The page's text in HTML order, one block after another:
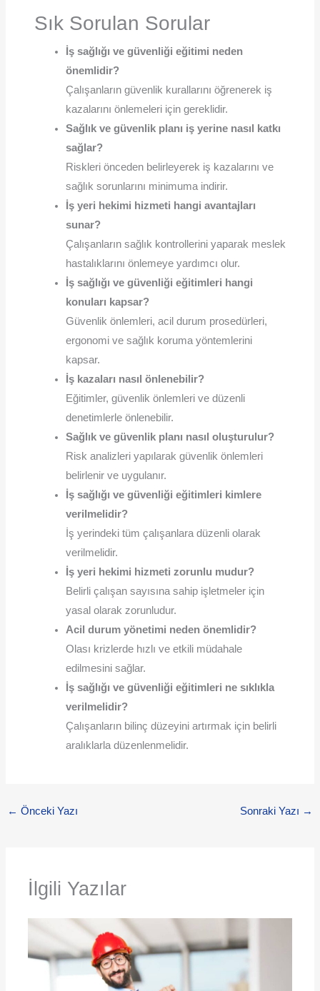
Sık Sorulan Sorular
İş sağlığı ve güvenliği eğitimi neden
önemlidir?
Çalışanların güvenlik kurallarını öğrenerek iş
kazalarını önlemeleri için gereklidir.
Sağlık ve güvenlik planı iş yerine nasıl katkı
sağlar?
Riskleri önceden belirleyerek iş kazalarını ve
sağlık sorunlarını minimuma indirir.
İş yeri hekimi hizmeti hangi avantajları
sunar?
Çalışanların sağlık kontrollerini yaparak meslek
hastalıklarını önlemeye yardımcı olur.
İş sağlığı ve güvenliği eğitimleri hangi
konuları kapsar?
Güvenlik önlemleri, acil durum prosedürleri,
ergonomi ve sağlık koruma yöntemlerini
kapsar.
İş kazaları nasıl önlenebilir?
Eğitimler, güvenlik önlemleri ve düzenli
denetimlerle önlenebilir.
Sağlık ve güvenlik planı nasıl oluşturulur?
Risk analizleri yapılarak güvenlik önlemleri
belirlenir ve uygulanır.
İş sağlığı ve güvenliği eğitimleri kimlere
verilmelidir?
İş yerindeki tüm çalışanlara düzenli olarak
verilmelidir.
İş yeri hekimi hizmeti zorunlu mudur?
Belirli çalışan sayısına sahip işletmeler için
yasal olarak zorunludur.
Acil durum yönetimi neden önemlidir?
Olası krizlerde hızlı ve etkili müdahale
edilmesini sağlar.
İş sağlığı ve güvenliği eğitimleri ne sıklıkla
verilmelidir?
Çalışanların bilinç düzeyini artırmak için belirli
aralıklarla düzenlenmelidir.
← Önceki Yazı Sonraki Yazı →
İlgili Yazılar